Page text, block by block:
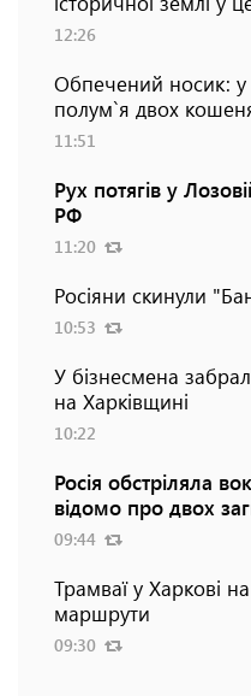
12:26
Обпечений носик: у
полум`я двох
11:51
Рух потягів у
РФ
11:20
Росіяни скинули
10:53
У бізнесмена
на Харківщині
10:22
Росія обстріляла
відомо про двох
09:44
Трамваї у Харкові
маршрути
09:30